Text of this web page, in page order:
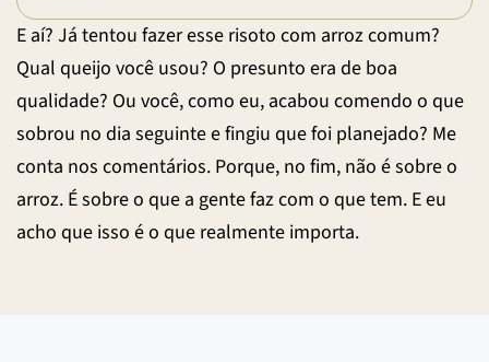
E aí? Já tentou fazer esse risoto com arroz comum?
Qual queijo você usou? O presunto era de boa
qualidade? Ou você, como eu, acabou comendo o que
sobrou no dia seguinte e fingiu que foi planejado? Me
conta nos comentários. Porque, no fim, não é sobre o
arroz. É sobre o que a gente faz com o que tem. E eu
acho que isso é o que realmente importa.